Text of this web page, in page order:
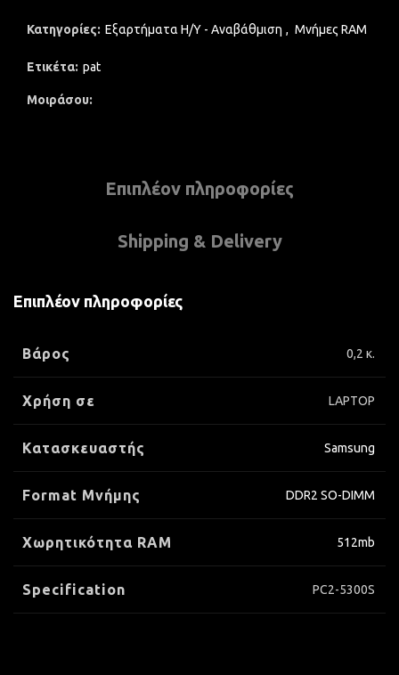
Κατηγορίες: Εξαρτήματα Η/Υ - Αναβάθμιση , Μνήμες RAM
Ετικέτα: pat
Μοιράσου
Επιπλέον πληροφορίες
Shipping & Delivery
Επιπλέον πληροφορίες
Βάρος 0,2 κ.
Χρήση σε LAPTOP
Κατασκευαστής Samsung
Format Μνήμης DDR2 SO-DIMM
Xωρητικότητα RAM 512mb
Specification PC2-5300S